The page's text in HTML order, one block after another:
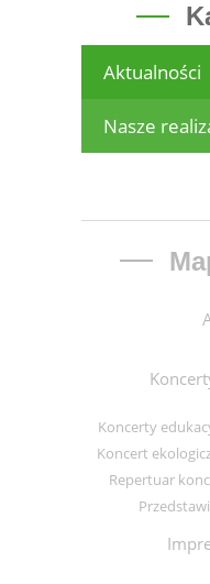
Aktualności
Nasze
Koncerty
Koncert
Repertuar